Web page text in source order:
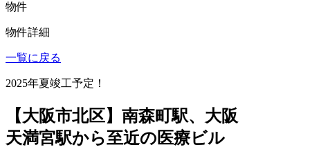
物件
物件詳細
一覧に戻る
2025年夏竣工予定！
【大阪市北区】南森町駅、大阪
天満宮駅から至近の医療ビル